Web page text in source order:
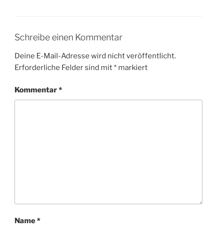
Schreibe einen Kommentar
Deine E-Mail-Adresse wird nicht veröffentlicht.
Erforderliche Felder sind mit* markiert
Kommentar*
Name*